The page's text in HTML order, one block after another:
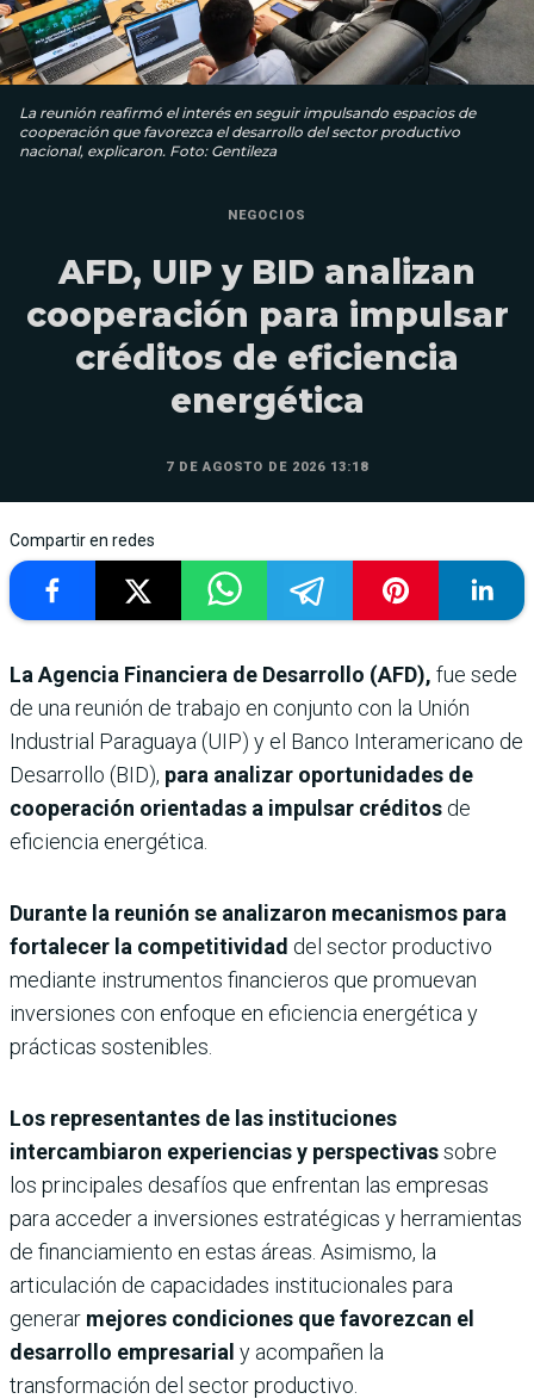
La reunión reafirmó el interés en seguir impulsando espacios de
cooperación que favorezca el desarrollo del sector productivo
nacional, explicaron. Foto: Gentileza
NEGOCIOS
AFD, UIP y BID analizan
cooperación para impulsar
créditos de eficiencia
energética
7 DE AGOSTO DE 2026 13:18
Compartir en redes
La Agencia Financiera de Desarrollo (AFD), fue sede
de una reunión de trabajo en conjunto con la Unión
Industrial Paraguaya (UIP) y el Banco Interamericano de
Desarrollo (BID), para analizar oportunidades de
cooperación orientadas a impulsar créditos de
eficiencia energética.
Durante la reunión se analizaron mecanismos para
fortalecer la competitividad del sector productivo
mediante instrumentos financieros que promuevan
inversiones con enfoque en eficiencia energética y
prácticas sostenibles.
Los representantes de las instituciones
intercambiaron experiencias y perspectivassobre
los principales desafíos que enfrentan las empresas
para acceder a inversiones estratégicas y herramientas
de financiamiento en estas áreas. Asimismo, la
articulación de capacidades institucionales para
generar mejores condiciones que favorezcan el
desarrollo empresarial y acompañen la
transformación del sector productivo.